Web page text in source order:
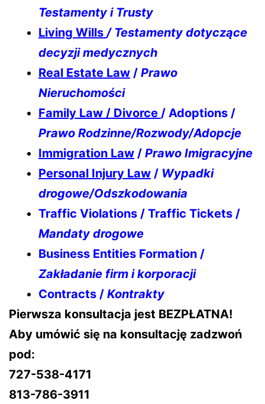
Testamenty i Trusty
Living Wills / Testamenty dotyczące
decyzji medycznych
Real Estate Law / Prawo
Nieruchomości
Family Law / Divorce / Adoptions /
Prawo Rodzinne/Rozwody/Adopcje
Immigration Law / Prawo Imigracyjne
Personal Injury Law / Wypadki
drogowe/Odszkodowania
Traffic Violations / Traffic Tickets /
Mandaty drogowe
Business Entities Formation /
Zakładanie firm i korporacji
Contracts / Kontrakty
Pierwsza konsultacja jest BEZPŁATNA!
Aby umówić się na konsultację zadzwoń
pod:
727-538-4171
813-786-3911